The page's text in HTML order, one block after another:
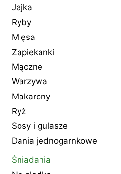
Jajka
Ryby
Mięsa
Zapiekanki
Mączne
Warzywa
Makarony
Ryż
Sosy i gulasze
Dania jednogarnkowe
Śniadania